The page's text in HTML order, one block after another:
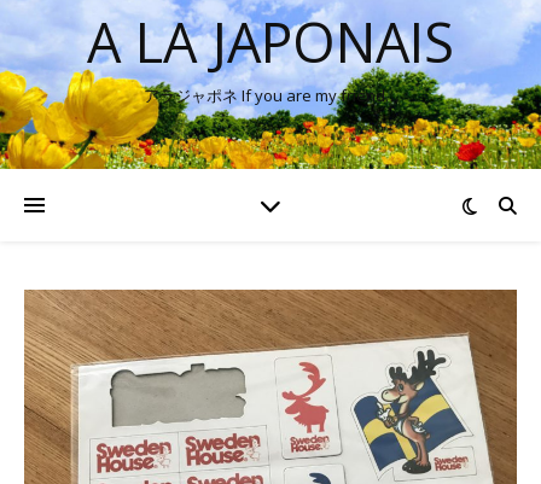
A LA JAPONAIS
アラジャポネ If you are my friend…